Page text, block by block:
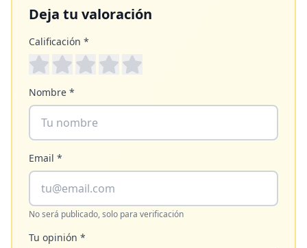
Deja tu valoración
Calificación *
Nombre *
Email *
No será publicado, solo para verificación
Tu opinión *